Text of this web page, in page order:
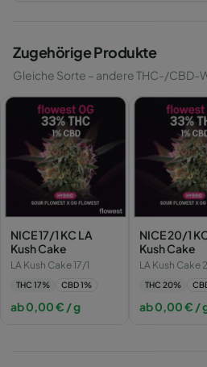
Zugehörige Produkte
Gleiche Sorte – andere THC-/CBD-
NICE 17/1 KC LA
Kush Cake
LA Kush Cake 17/1
THC 17% CBD1%
ab0,00€ / g
NICE 20/1
Kush Cake
LA Kush Cake
THC 20%
ab0,00€ /